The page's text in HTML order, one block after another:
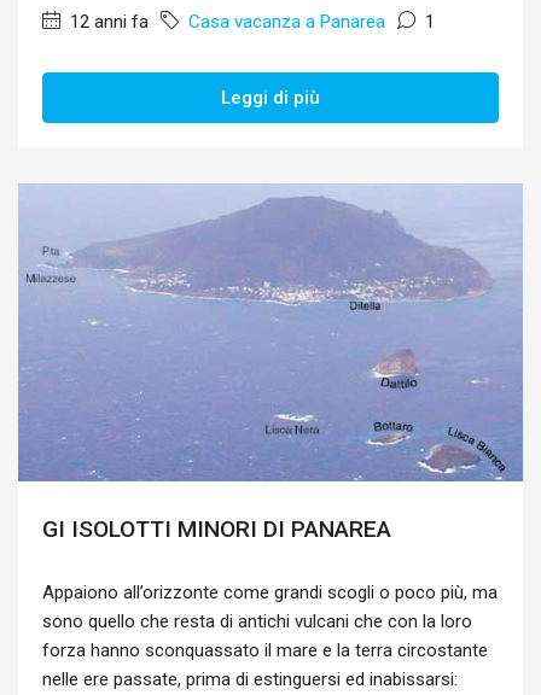
12 anni fa Casa vacanza a Panarea 1
Leggi di più
GI ISOLOTTI MINORI DI PANAREA
Appaiono all’orizzonte come grandi scogli o poco più, ma
sono quello che resta di antichi vulcani che con la loro
forza hanno sconquassato il mare e la terra circostante
nelle ere passate, prima di estinguersi ed inabissarsi: